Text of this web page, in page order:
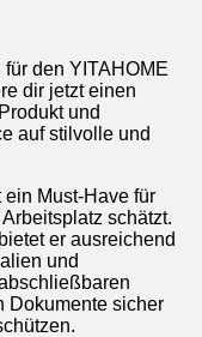
den YITAHOME
dir jetzt einen
und
auf stilvolle und
Must-Have für
schätzt.
er ausreichend
und
Dokumente sicher